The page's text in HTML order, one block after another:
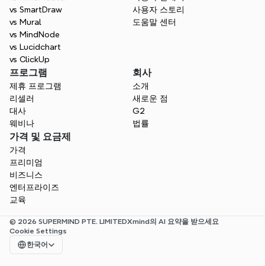
vs SmartDraw
vs Mural
vs MindNode
vs Lucidchart
vs ClickUp
사용자 스토리
도움말 센터
프로그램
제휴 프로그램
리셀러
대사
웨비나
회사
소개
새로운 점
G2
법률
가격 및 요금제
가격
프리미엄
비즈니스
엔터프라이즈
교육
© 2026 SUPERMIND PTE. LIMITEDXmind의 AI 요약을 받으세요
Cookie Settings
Select Language
한국어